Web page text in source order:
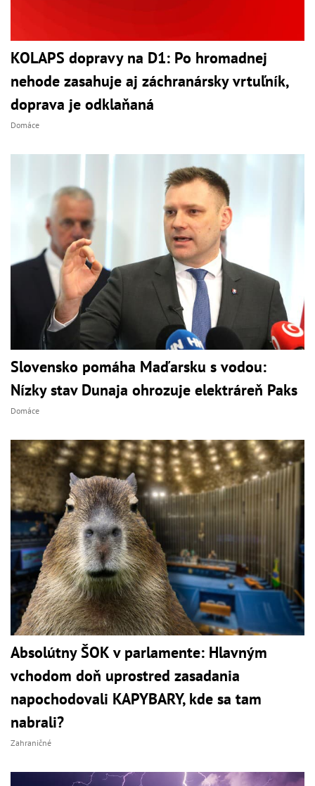
KOLAPS dopravy na D1: Po hromadnej
nehode zasahuje aj záchranársky vrtuľník,
doprava je odklaňaná
Domáce
Slovensko pomáha Maďarsku s vodou:
Nízky stav Dunaja ohrozuje elektráreň Paks
Domáce
Absolútny ŠOK v parlamente: Hlavným
vchodom doň uprostred zasadania
napochodovali KAPYBARY, kde sa tam
nabrali?
Zahraničné